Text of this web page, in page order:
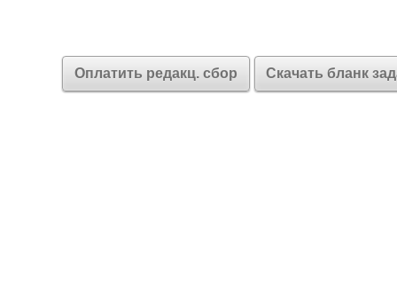
Оплатить редакц. сбор Скачать бланк